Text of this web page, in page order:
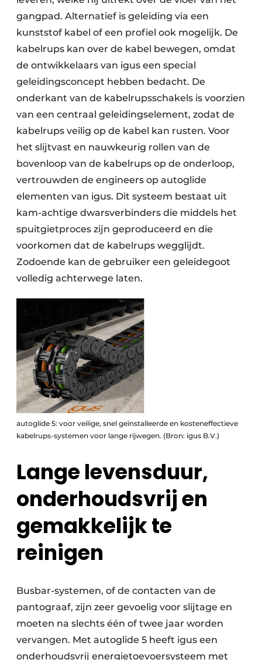
gangpad. Alternatief is geleiding via een
kunststof kabel of een profiel ook mogelijk. De
kabelrups kan over de kabel bewegen, omdat
de ontwikkelaars van igus een special
geleidingsconcept hebben bedacht. De
onderkant van de kabelrupsschakels is voorzien
van een centraal geleidingselement, zodat de
kabelrups veilig op de kabel kan rusten. Voor
het slijtvast en nauwkeurig rollen van de
bovenloop van de kabelrups op de onderloop,
vertrouwden de engineers op autoglide
elementen van igus. Dit systeem bestaat uit
kam-achtige dwarsverbinders die middels het
spuitgietproces zijn geproduceerd en die
voorkomen dat de kabelrups wegglijdt.
Zodoende kan de gebruiker een geleidegoot
volledig achterwege laten.
autoglide 5: voor veilige, snel geïnstalleerde en kosteneffectieve
kabelrups-systemen voor lange rijwegen. (Bron: igus B.V.)
Lange levensduur,
onderhoudsvrij en
gemakkelijk te
reinigen
Busbar-systemen, of de contacten van de
pantograaf, zijn zeer gevoelig voor slijtage en
moeten na slechts één of twee jaar worden
vervangen. Met autoglide 5 heeft igus een
onderhoudsvrij energietoevoersysteem met